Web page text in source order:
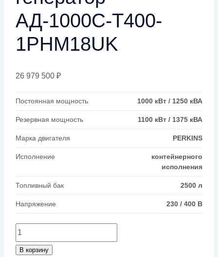
АД-1000C-T400-
1РНМ18UK
26 979 500 ₽
Постоянная мощность 1000 кВт / 1250 кВА
Резервная мощность 1100 кВт / 1375 кВА
Марка двигателя PERKINS
Исполнение
контейнерного
исполнения
Топливный бак 2500 л
Напряжение 230 / 400 В
Количество
товара
В корзину